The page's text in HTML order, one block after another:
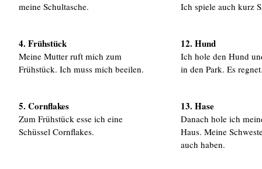
meine Schultasche.
Ich spiele auch kurz
4. Frühstück
Meine Mutter ruft mich zum
Frühstück. Ich muss mich beeilen.
12. Hund
Ich hole den Hund
in den Park. Es
5. Cornflakes
Zum Frühstück esse ich eine
Schüssel Cornflakes.
13. Hase
Danach hole ich
Haus. Meine
auch haben.